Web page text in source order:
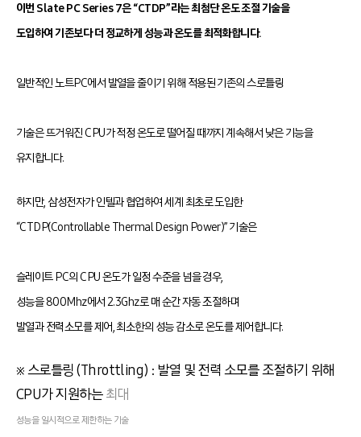
이번 Slate PC Series 7은 “CTDP”라는 최첨단 온도 조절 기술을
도입하여 기존보다 더 정교하게 성능과 온도를 최적화합니다.
일반적인 노트PC에서 발열을 줄이기 위해 적용된 기존의 스로틀링
기술은 뜨거워진 CPU가 적정 온도로 떨어질 때까지 계속해서 낮은 기능을
유지합니다.
하지만, 삼성전자가 인텔과 협업하여 세계 최초로 도입한
“CTDP(Controllable Thermal Design Power)” 기술은
슬레이트 PC의 CPU 온도가 일정 수준을 넘을 경우,
성능을 800Mhz에서 2.3Ghz로 매 순간 자동 조절하며
발열과 전력소모를 제어, 최소한의 성능 감소로 온도를 제어합니다.
※ 스로틀링 (Throttling) : 발열 및 전력 소모를 조절하기 위해
CPU가 지원하는최대
성능을 일시적으로 제한하는 기술